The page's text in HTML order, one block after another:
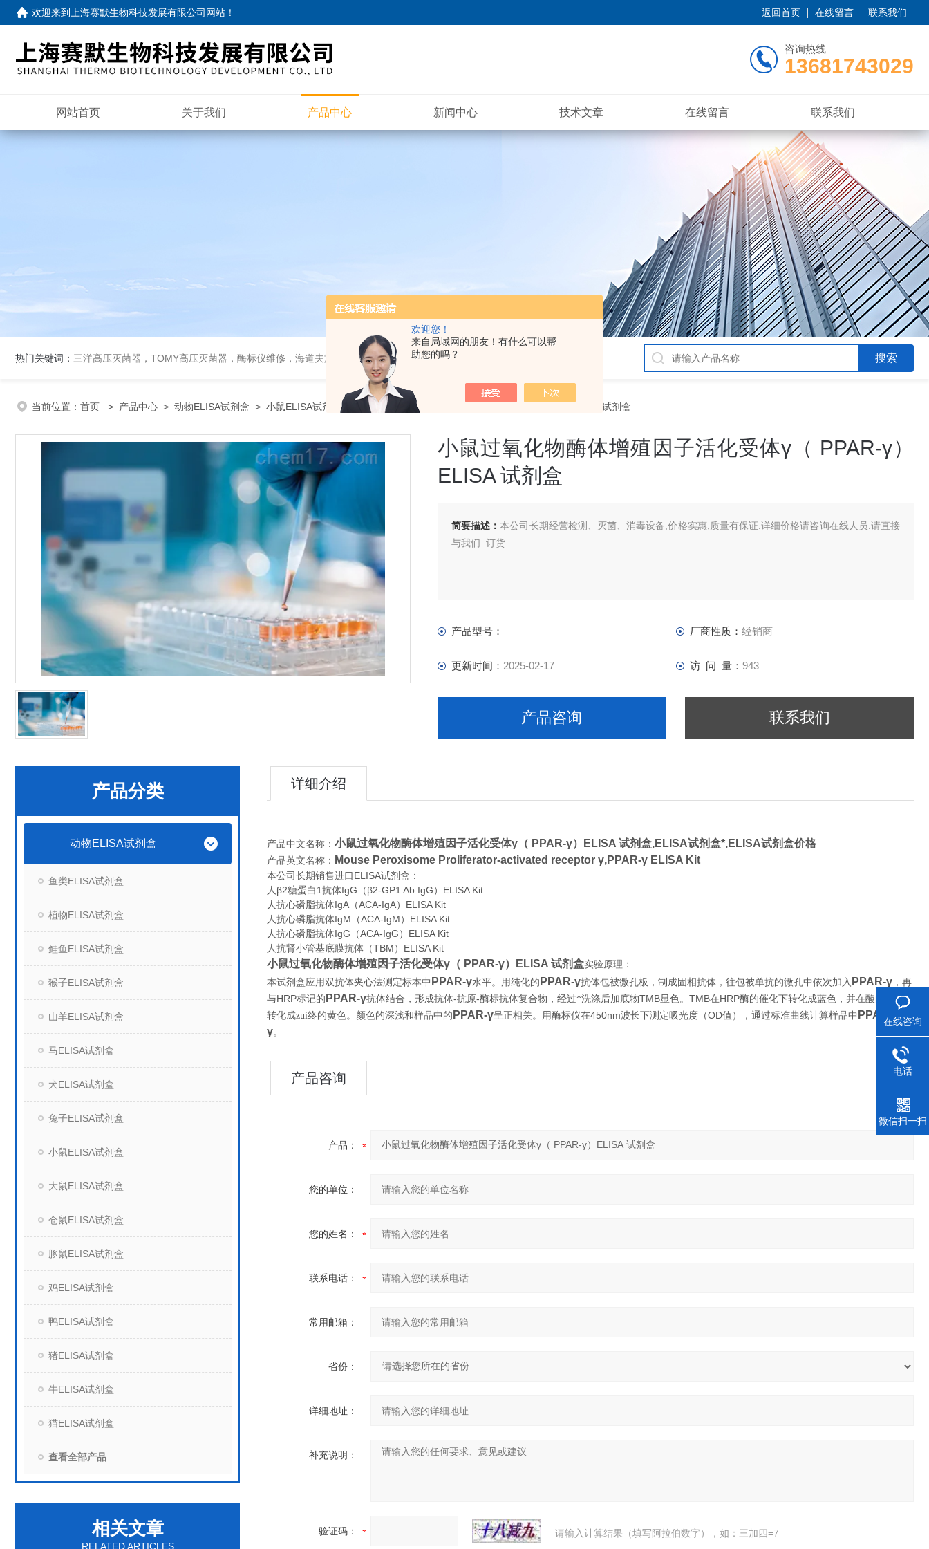
欢迎您！
来自局域网的朋友！有什么可以帮
助您的吗？
欢迎来到 上海赛默生物科技发展有限公司网站 ！ 返回首页 在线留言 联系我们
咨询热线
13681743029
网站首页 关于我们 产品中心 新闻中心 技术文章 在线留言 联系我们
热门关键词： 三洋高压灭菌器，TOMY高压灭菌器，酶标仪维修，海道夫旋转蒸发仪
当前位置： 首页 > 产品中心 > 动物ELISA试剂盒 > 小鼠ELISA试剂盒> 小鼠过氧化物酶体增殖因子活化受体γ（ PPAR-γ）ELISA 试剂盒
小鼠过氧化物酶体增殖因子活化受体γ（ PPAR-γ）
ELISA 试剂盒
简要描述：本公司长期经营检测、灭菌、消毒设备,价格实惠,质量有保证.详细价格请咨询在线人员.请直接
与我们..订货
产品型号： 厂商性质： 经销商
更新时间： 2025-02-17 访 问 量： 943
产品咨询 联系我们
产品分类
动物ELISA试剂盒
鱼类ELISA试剂盒
植物ELISA试剂盒
鲑鱼ELISA试剂盒
猴子ELISA试剂盒
山羊ELISA试剂盒
马ELISA试剂盒
犬ELISA试剂盒
兔子ELISA试剂盒
小鼠ELISA试剂盒
大鼠ELISA试剂盒
仓鼠ELISA试剂盒
豚鼠ELISA试剂盒
鸡ELISA试剂盒
鸭ELISA试剂盒
猪ELISA试剂盒
牛ELISA试剂盒
猫ELISA试剂盒
查看全部产品
相关文章
RELATED ARTICLES
详细介绍
产品中文名称： 小鼠过氧化物酶体增殖因子活化受体γ（ PPAR-γ）ELISA 试剂盒,ELISA试剂盒*,ELISA试剂盒价格
产品英文名称： Mouse Peroxisome Proliferator-activated receptor γ,PPAR-γ ELISA Kit
本公司长期销售进口ELISA试剂盒：
人β2糖蛋白1抗体IgG（β2-GP1 Ab IgG）ELISA Kit
人抗心磷脂抗体IgA（ACA-IgA）ELISA Kit
人抗心磷脂抗体IgM（ACA-IgM）ELISA Kit
人抗心磷脂抗体IgG（ACA-IgG）ELISA Kit
人抗肾小管基底膜抗体（TBM）ELISA Kit
小鼠过氧化物酶体增殖因子活化受体γ（ PPAR-γ）ELISA 试剂盒实验原理：
本试剂盒应用双抗体夹心法测定标本中 PPAR-γ水平。用纯化的 PPAR-γ抗体包被微孔板，制成固相抗体，往包被单抗的微孔中依次加入 PPAR-γ ，再
与HRP标记的 PPAR-γ抗体结合，形成抗体-抗原-酶标抗体复合物，经过*洗涤后加底物TMB显色。 TMB在HRP酶的催化下转化成蓝色，并在酸的作用下
转化成zui终的黄色。颜色的深浅和样品中的 PPAR-γ呈正相关。用酶标仪在450nm波长下测定吸光度（OD值），通过标准曲线计算样品中 PPAR-
γ。
产品咨询
产品：
您的单位：
您的姓名：
联系电话：
常用邮箱：
省份：
详细地址：
补充说明：
验证码： 请输入计算结果（填写阿拉伯数字），如：三加四=7
在线咨询
电话
微信扫一扫